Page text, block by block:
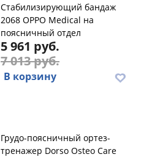
Стабилизирующий бандаж
2068 OPPO Medical на
поясничный отдел
5 961 руб.
7 013 руб.
В корзину
Грудо-поясничный ортез-
тренажер Dorso Osteo Care